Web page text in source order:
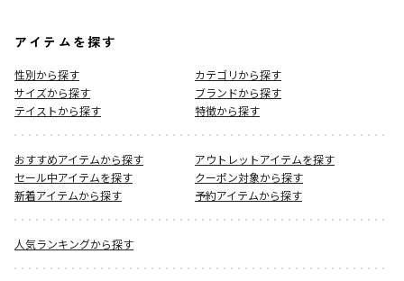
アイテムを探す
性別から探す
カテゴリから探す
サイズから探す
ブランドから探す
テイストから探す
特徴から探す
おすすめアイテムから探す
アウトレットアイテムを探す
セール中アイテムを探す
クーポン対象から探す
新着アイテムから探す
予約アイテムから探す
人気ランキングから探す